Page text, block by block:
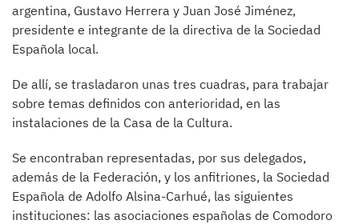
argentina, Gustavo Herrera y Juan José Jiménez,
presidente e integrante de la directiva de la Sociedad
Española local.
De allí, se trasladaron unas tres cuadras, para trabajar
sobre temas definidos con anterioridad, en las
instalaciones de la Casa de la Cultura.
Se encontraban representadas, por sus delegados,
además de la Federación, y los anfitriones, la Sociedad
Española de Adolfo Alsina-Carhué, las siguientes
instituciones: las asociaciones españolas de Comodoro